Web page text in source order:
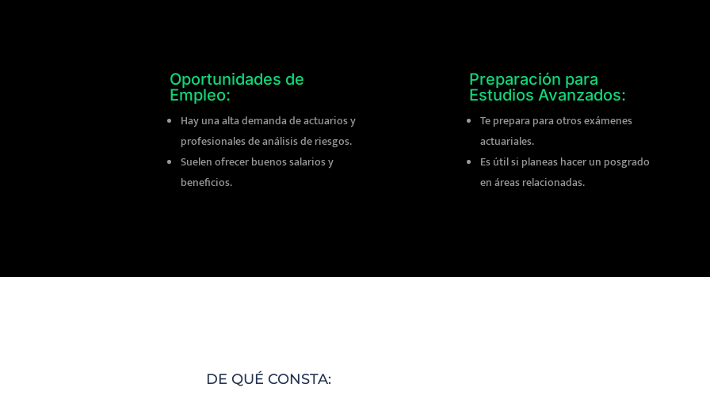
Oportunidades de
Empleo:
Hay una alta demanda de actuarios y
profesionales de análisis de riesgos.
Suelen ofrecer buenos salarios y
beneficios.
Preparación para
Estudios Avanzados:
Te prepara para otros exámenes
actuariales.
Es útil si planeas hacer un posgrado
en áreas relacionadas.
DE QUÉ CONSTA: